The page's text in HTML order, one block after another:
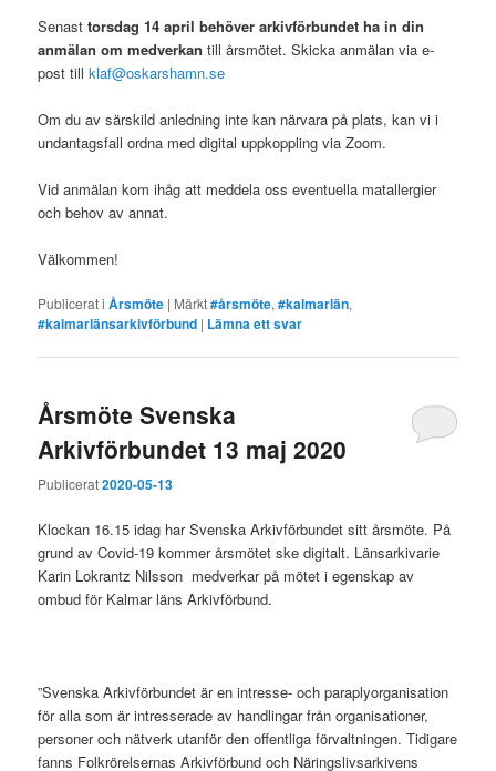
Senasttorsdag 14 april behöver arkivförbundet ha in din
anmälan om medverkan till årsmötet. Skicka anmälan via e-
post tillklaf@oskarshamn.se
Om du av särskild anledning inte kan närvara på plats, kan vi i
undantagsfall ordna med digital uppkoppling via Zoom.
Vid anmälan kom ihåg att meddela oss eventuella matallergier
och behov av annat.
Välkommen!
Publicerat i Årsmöte | Märkt#årsmöte,#kalmarlän,
#kalmarlänsarkivförbund | Lämna ett svar
Årsmöte Svenska
Arkivförbundet 13 maj 2020
Publicerat2020-05-13
Klockan 16.15 idag har Svenska Arkivförbundet sitt årsmöte. På
grund av Covid-19 kommer årsmötet ske digitalt. Länsarkivarie
Karin Lokrantz Nilsson medverkar på mötet i egenskap av
ombud för Kalmar läns Arkivförbund.
”Svenska Arkivförbundet är en intresse- och paraplyorganisation
för alla som är intresserade av handlingar från organisationer,
personer och nätverk utanför den offentliga förvaltningen. Tidigare
fanns Folkrörelsernas Arkivförbund och Näringslivsarkivens